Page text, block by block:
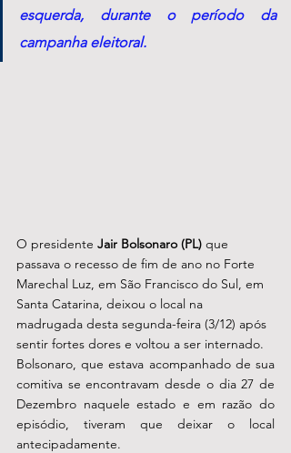
esquerda, durante o período da
campanha eleitoral.
O presidente Jair Bolsonaro (PL) que
passava o recesso de fim de ano no Forte
Marechal Luz, em São Francisco do Sul, em
Santa Catarina, deixou o local na
madrugada desta segunda-feira (3/12) após
sentir fortes dores e voltou a ser internado.
Bolsonaro, que estava acompanhado de sua
comitiva se encontravam desde o dia 27 de
Dezembro naquele estado e em razão do
episódio, tiveram que deixar o local
antecipadamente.